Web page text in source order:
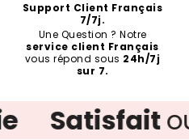
Support Client Français
7/7j.
Une Question ? Notre
service client Français
vous répond sous 24h/7j
sur 7.
Satisfaitou